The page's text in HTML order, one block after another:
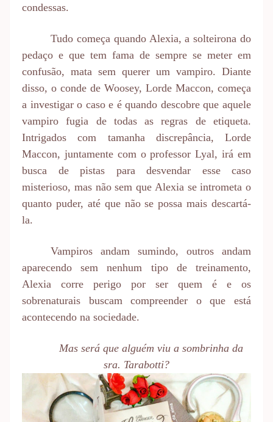
condessas.
Tudo começa quando Alexia, a solteirona do
pedaço e que tem fama de sempre se meter em
confusão, mata sem querer um vampiro. Diante
disso, o conde de Woosey, Lorde Maccon, começa
a investigar o caso e é quando descobre que aquele
vampiro fugia de todas as regras de etiqueta.
Intrigados com tamanha discrepância, Lorde
Maccon, juntamente com o professor Lyal, irá em
busca de pistas para desvendar esse caso
misterioso, mas não sem que Alexia se intrometa o
quanto puder, até que não se possa mais descartá-
la.
Vampiros andam sumindo, outros andam
aparecendo sem nenhum tipo de treinamento,
Alexia corre perigo por ser quem é e os
sobrenaturais buscam compreender o que está
acontecendo na sociedade.
Mas será que alguém viu a sombrinha da
sra. Tarabotti?